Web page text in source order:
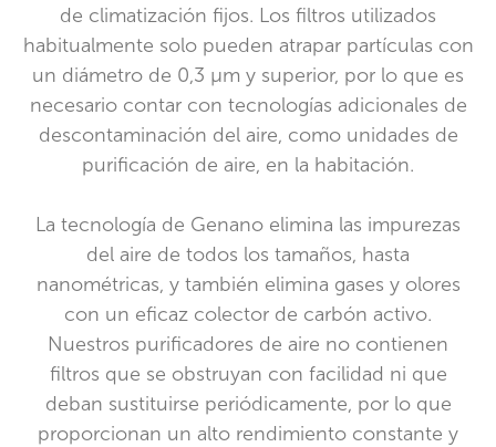
de climatización fijos. Los filtros utilizados
habitualmente solo pueden atrapar partículas con
un diámetro de 0,3 μm y superior, por lo que es
necesario contar con tecnologías adicionales de
descontaminación del aire, como unidades de
purificación de aire, en la habitación.
La tecnología de Genano elimina las impurezas
del aire de todos los tamaños, hasta
nanométricas, y también elimina gases y olores
con un eficaz colector de carbón activo.
Nuestros purificadores de aire no contienen
filtros que se obstruyan con facilidad ni que
deban sustituirse periódicamente, por lo que
proporcionan un alto rendimiento constante y